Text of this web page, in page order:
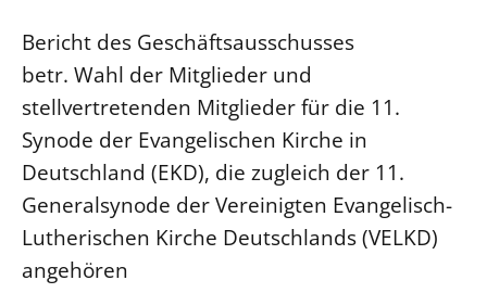
Bericht des Geschäftsausschusses
betr. Wahl der Mitglieder und
stellvertretenden Mitglieder für die 11.
Synode der Evangelischen Kirche in
Deutschland (EKD), die zugleich der 11.
Generalsynode der Vereinigten Evangelisch-
Lutherischen Kirche Deutschlands (VELKD)
angehören